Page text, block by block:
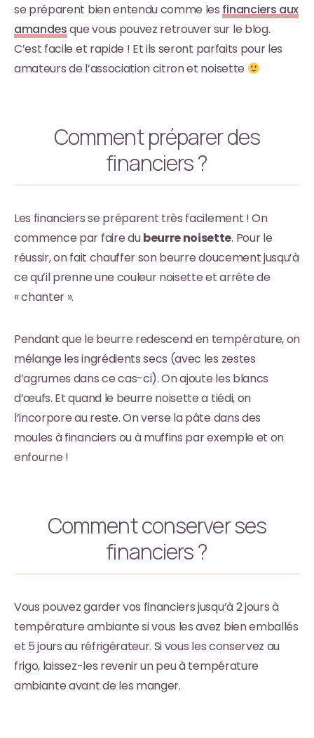
se préparent bien entendu comme les financiers aux
amandesque vous pouvez retrouver sur le blog.
C’est facile et rapide ! Et ils seront parfaits pour les
amateurs de l’association citron et noisette
Comment préparer des
financiers ?
Les financiers se préparent très facilement ! On
commence par faire dubeurre noisette. Pour le
réussir, on fait chauffer son beurre doucement jusqu’à
ce qu’il prenne une couleur noisette et arrête de
« chanter ».
Pendant que le beurre redescend en température, on
mélange les ingrédients secs (avec les zestes
d’agrumes dans ce cas-ci). On ajoute les blancs
d’œufs. Et quand le beurre noisette a tiédi, on
l’incorpore au reste. On verse la pâte dans des
moules à financiers ou à muffins par exemple et on
enfourne !
Comment conserver ses
financiers ?
Vous pouvez garder vos financiers jusqu’à 2 jours à
température ambiante si vous les avez bien emballés
et 5 jours au réfrigérateur. Si vous les conservez au
frigo, laissez-les revenir un peu à température
ambiante avant de les manger.